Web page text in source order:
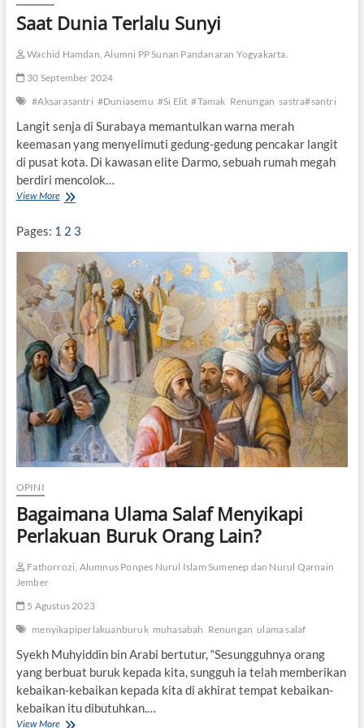
Saat Dunia Terlalu Sunyi
Wachid Hamdan, Alumni PP Sunan Pandanaran Yogyakarta.
30 September 2024
#Aksarasantri #Duniasemu #Si Elit #Tamak Renungan sastra#santri
Langit senja di Surabaya memantulkan warna merah
keemasan yang menyelimuti gedung-gedung pencakar langit
di pusat kota. Di kawasan elite Darmo, sebuah rumah megah
berdiri mencolok…
View MoreS
t
D
u
n
a
T
e
r
l
a
l
u
S
u
n
Pages: 1 2 3
OPINI
Bagaimana Ulama Salaf Menyikapi
Perlakuan Buruk Orang Lain?
Fathorrozi, Alumnus Ponpes Nurul Islam Sumenep dan Nurul Qarnain
Jember
5 Agustus 2023
menyikapiperlakuanburuk muhasabah Renungan ulama salaf
Syekh Muhyiddin bin Arabi bertutur, “Sesungguhnya orang
yang berbuat buruk kepada kita, sungguh ia telah memberikan
kebaikan-kebaikan kepada kita di akhirat tempat kebaikan-
kebaikan itu dibutuhkan.…
View MoreB